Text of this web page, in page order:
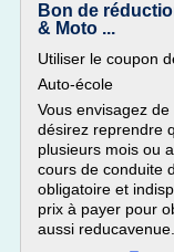
Bon de
& Moto ...
Utiliser le coupon
Auto-école
Vous envisagez
désirez reprendre
plusieurs mois ou
cours de conduite
obligatoire et
prix à payer pour
aussi